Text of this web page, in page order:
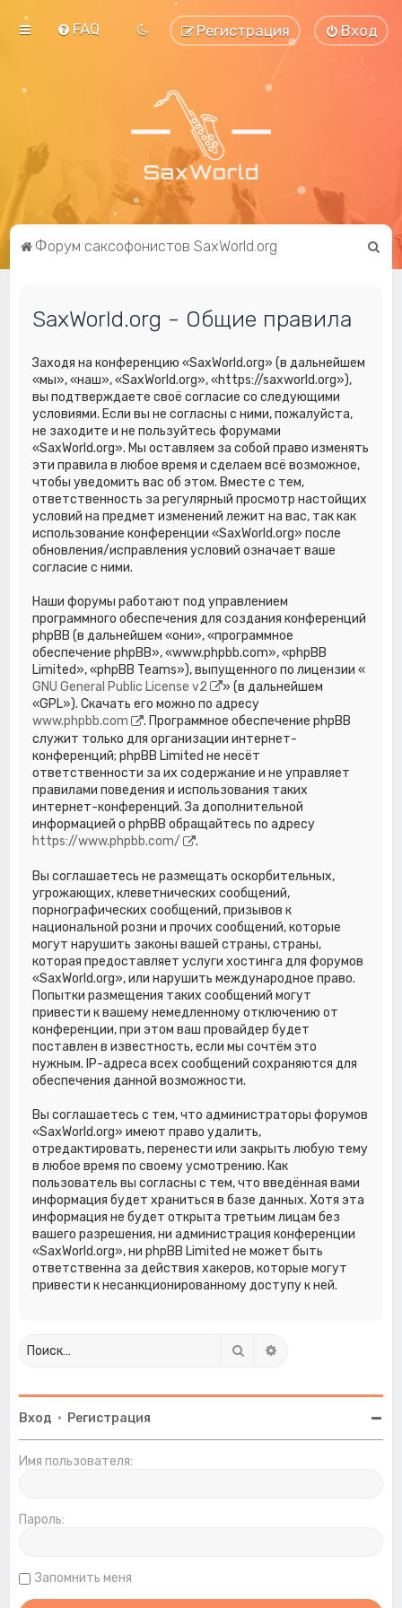
FAQ Вход
Регистрация
Форум саксофонистов SaxWorld.org
SaxWorld.org - Общие правила
Заходя на конференцию «SaxWorld.org» (в дальнейшем
«мы», «наш», «SaxWorld.org», «https://saxworld.org»),
вы подтверждаете своё согласие со следующими
условиями. Если вы не согласны с ними, пожалуйста,
не заходите и не пользуйтесь форумами
«SaxWorld.org». Мы оставляем за собой право изменять
эти правила в любое время и сделаем всё возможное,
чтобы уведомить вас об этом. Вместе с тем,
ответственность за регулярный просмотр настойщих
условий на предмет изменений лежит на вас, так как
использование конференции «SaxWorld.org» после
обновления/исправления условий означает ваше
согласие с ними.
Наши форумы работают под управлением
программного обеспечения для создания конференций
phpBB (в дальнейшем «они», «программное
обеспечение phpBB», «www.phpbb.com», «phpBB
Limited», «phpBB Teams»), выпущенного по лицензии «
GNU General Public License v2
» (в дальнейшем
«GPL»). Скачать его можно по адресу
www.phpbb.com
. Программное обеспечение phpBB
служит только для организации интернет-
конференций; phpBB Limited не несёт
ответственности за их содержание и не управляет
правилами поведения и использования таких
интернет-конференций. За дополнительной
информацией о phpBB обращайтесь по адресу
https://www.phpbb.com/
.
Вы соглашаетесь не размещать оскорбительных,
угрожающих, клеветнических сообщений,
порнографических сообщений, призывов к
национальной розни и прочих сообщений, которые
могут нарушить законы вашей страны, страны,
которая предоставляет услуги хостинга для форумов
«SaxWorld.org», или нарушить международное право.
Попытки размещения таких сообщений могут
привести к вашему немедленному отключению от
конференции, при этом ваш провайдер будет
поставлен в известность, если мы сочтём это
нужным. IP-адреса всех сообщений сохраняются для
обеспечения данной возможности.
Вы соглашаетесь с тем, что администраторы форумов
«SaxWorld.org» имеют право удалить,
отредактировать, перенести или закрыть любую тему
в любое время по своему усмотрению. Как
пользователь вы согласны с тем, что введённая вами
информация будет храниться в базе данных. Хотя эта
информация не будет открыта третьим лицам без
вашего разрешения, ни администрация конференции
«SaxWorld.org», ни phpBB Limited не может быть
ответственна за действия хакеров, которые могут
привести к несанкционированному доступу к ней.
Поиск
Вход • Регистрация
Имя пользователя:
Пароль:
Запомнить меня